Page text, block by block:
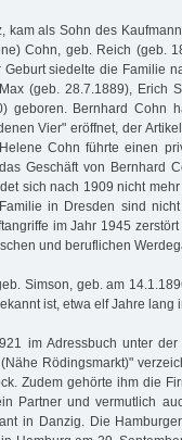
kam als Sohn des
Cohn, geb. Reich (geb.
siedelte die Familie
(geb. 28.7.1889), Erich
geboren. Bernhard Cohn
Vier" eröffnet, der
Cohn führte einen
Geschäft von Bernhard
sich nach 1909 nicht
in Dresden sind
im Jahr 1945
und beruflichen
Simson, geb. am
ist, etwa elf Jahre lang
im Adressbuch unter der
Rödingsmarkt)"
Zudem gehörte ihm die
Partner und vermutlich
in Danzig. Die